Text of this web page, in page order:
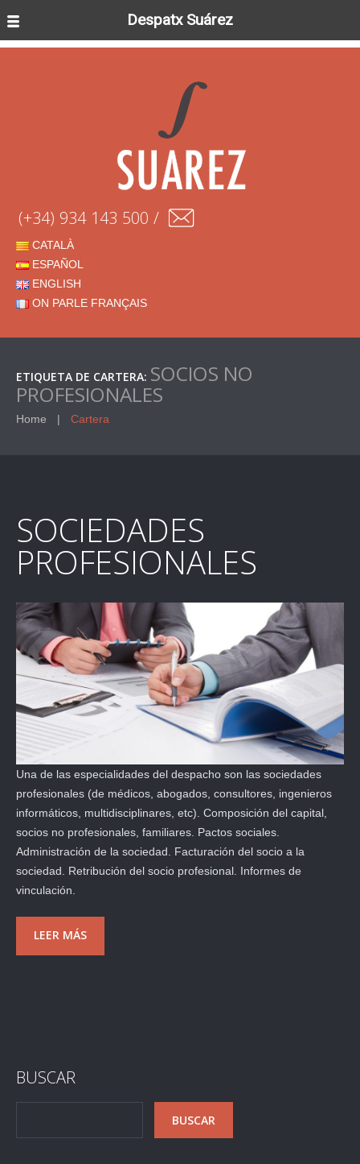
(+34) 934 143 500 /
CATALÀ
ESPAÑOL
ENGLISH
ON PARLE FRANÇAIS
ETIQUETA DE CARTERA: SOCIOS NO
PROFESIONALES
Home Cartera
SOCIEDADES
PROFESIONALES
Una de las especialidades del despacho son las sociedades
profesionales (de médicos, abogados, consultores, ingenieros
informáticos, multidisciplinares, etc). Composición del capital,
socios no profesionales, familiares. Pactos sociales.
Administración de la sociedad. Facturación del socio a la
sociedad. Retribución del socio profesional. Informes de
vinculación.
LEER MÁS
BUSCAR
Despatx Suárez